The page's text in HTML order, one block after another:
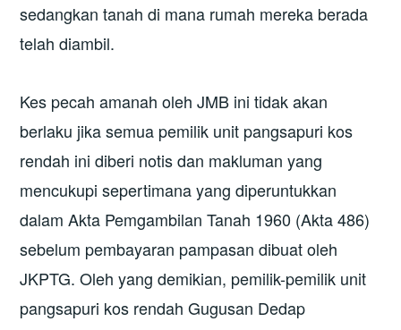
sedangkan tanah di mana rumah mereka berada
telah diambil.
Kes pecah amanah oleh JMB ini tidak akan
berlaku jika semua pemilik unit pangsapuri kos
rendah ini diberi notis dan makluman yang
mencukupi sepertimana yang diperuntukkan
dalam Akta Pemgambilan Tanah 1960 (Akta 486)
sebelum pembayaran pampasan dibuat oleh
JKPTG. Oleh yang demikian, pemilik-pemilik unit
pangsapuri kos rendah Gugusan Dedap